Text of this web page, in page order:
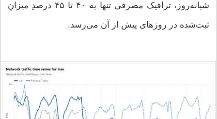
شبانه‌روز، ترافیک مصرفی تنها به ۴۰ تا ۴۵ درصدِ میزانِ
ثبت‌شده در روزهای پیش از آن می‌رسد.